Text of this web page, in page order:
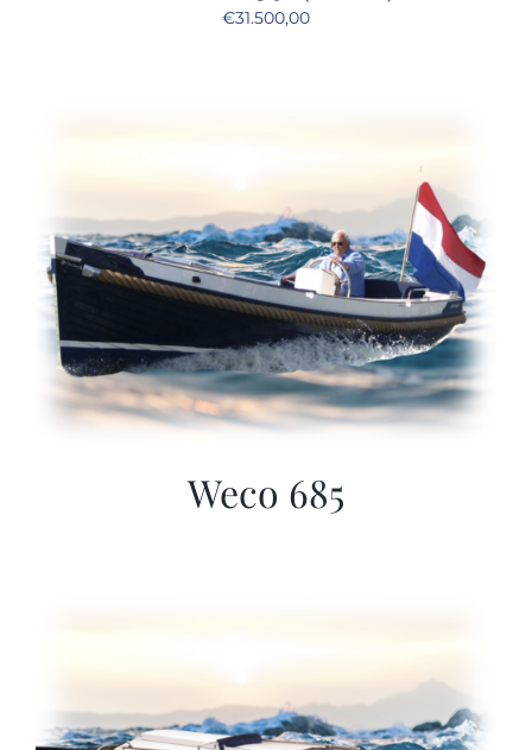
€31.500,00
Weco 685